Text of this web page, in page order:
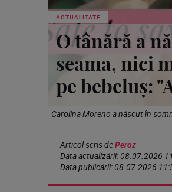
ACTUALITATE
Carolina Moreno a născut în
O tânără a
seama, nici
pe bebeluș:
Articol scris dePeroz
Data actualizării:08.07.2026
Data publicării:08.07.2026